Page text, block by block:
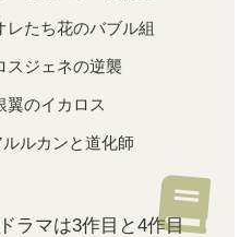
レたち花のバブル組
スジェネの逆襲
翼のイカロス
ルカンと道化師
ラマは3作目と4作目